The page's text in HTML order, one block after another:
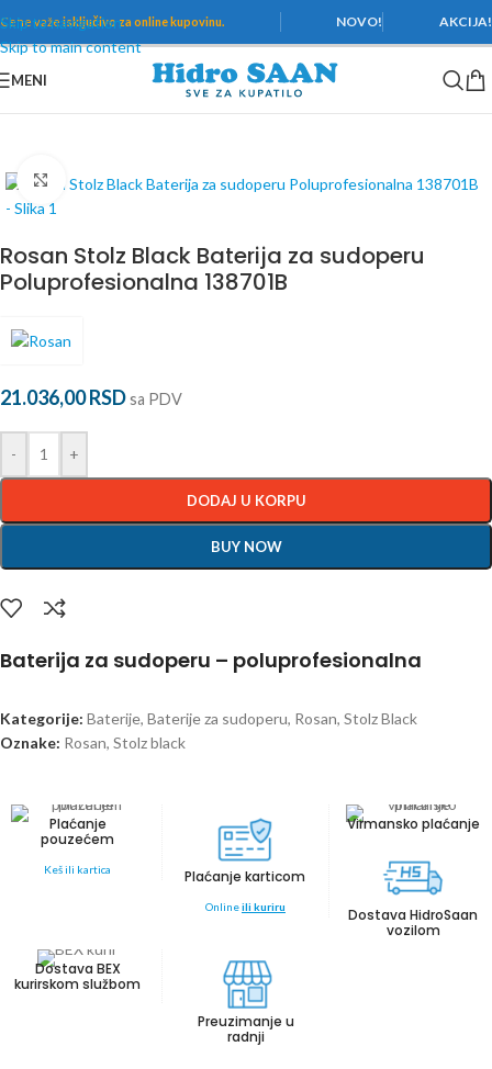
Skip to navigation
Skip to main content
Cene važeisključivo za online kupovinu. NOVO! AKCIJA!
MENI
Povećaj
Rosan Stolz Black Baterija za sudoperu
Poluprofesionalna 138701B
21.036,00RSDsa PDV
- +
DODAJ U KORPU
BUY NOW
Baterija za sudoperu – poluprofesionalna
Kategorije: Baterije, Baterije za sudoperu, Rosan, Stolz Black
Oznake: Rosan, Stolz black
Plaćanje
pouzećem
Keš ili kartica Plaćanje karticom
Onlineili kuriru
Virmansko plaćanje
Dostava HidroSaan
vozilom
Dostava BEX
kurirskom službom
Preuzimanje u
radnji